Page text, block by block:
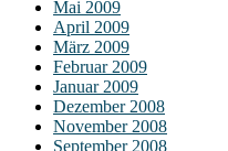
Mai 2009
April 2009
März 2009
Februar 2009
Januar 2009
Dezember 2008
November 2008
September 2008